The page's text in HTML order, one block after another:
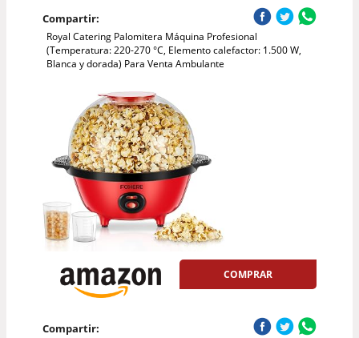
Compartir:
Royal Catering Palomitera Máquina Profesional
(Temperatura: 220-270 °C, Elemento calefactor: 1.500 W,
Blanca y dorada) Para Venta Ambulante
COMPRAR
Compartir: